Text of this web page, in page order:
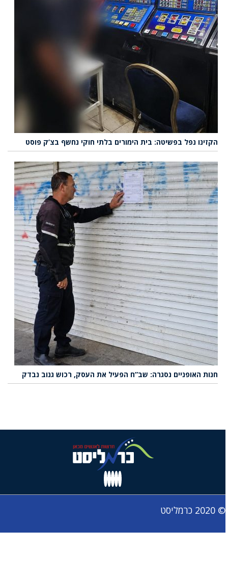
הקזינו נפל בפשיטה: בית הימורים בלתי חוקי נחשף בצ’ק פוסט
חנות האופניים נסגרה: שב”ח הפעיל את העסק, רכוש גנוב נבדק
© 2020 כרמליסט